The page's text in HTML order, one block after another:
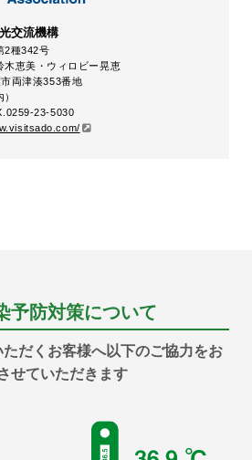
交流機構
2種342号
木恵美・ウィロビー晃恵
両津湊353番地
23-5030
予防対策について
だくお客様へ以下のご協力をお
せていただきます